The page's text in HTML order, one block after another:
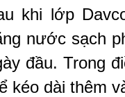
khi lớp
nước sạch
đầu. Trong
kéo dài thêm